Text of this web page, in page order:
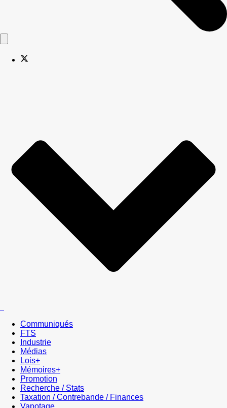
Communiqués
FTS
Industrie
Médias
Lois+
Mémoires+
Promotion
Recherche / Stats
Taxation / Contrebande / Finances